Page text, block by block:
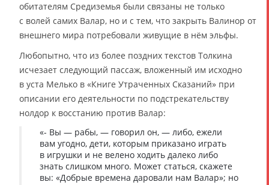
обитателям Средиземья были связаны не только
с волей самих Валар, но и с тем, что закрыть Валинор от
внешнего мира потребовали живущие в нём эльфы.
Любопытно, что из более поздних текстов Толкина
исчезает следующий пассаж, вложенный им исходно
в уста Мелько в «Книге Утраченных Сказаний» при
описании его деятельности по подстрекательству
нолдор к восстанию против Валар:
«- Вы — рабы, — говорил он, — либо, ежели
вам угодно, дети, которым приказано играть
в игрушки и не велено ходить далеко либо
знать слишком много. Может статься, скажете
вы: «Добрые времена даровали нам Валар»; но